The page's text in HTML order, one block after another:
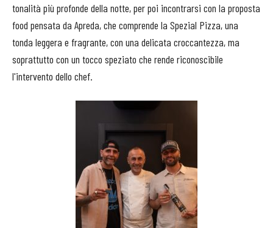
tonalità più profonde della notte, per poi incontrarsi con la proposta
food pensata da Apreda, che comprende la Spezial Pizza, una
tonda leggera e fragrante, con una delicata croccantezza, ma
soprattutto con un tocco speziato che rende riconoscibile
l'intervento dello chef.